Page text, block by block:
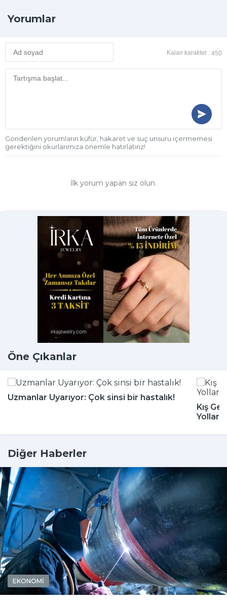
Yorumlar
Kalan karakter : 450
Gönderilen yorumların küfür, hakaret ve suç unsuru içermemesi
gerektiğini okurlarımıza önemle hatırlatırız!
İlk yorum yapan siz olun.
Öne Çıkanlar
Uzmanlar Uyarıyor: Çok sinsi bir hastalık!
Kış
Yolları
Diğer Haberler
EKONOMİ